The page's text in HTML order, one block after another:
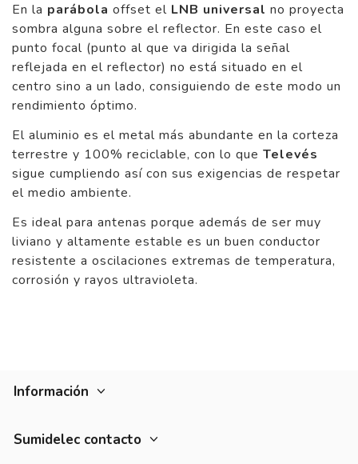
En la parábola offset el LNB universal no proyecta
sombra alguna sobre el reflector. En este caso el
punto focal (punto al que va dirigida la señal
reflejada en el reflector) no está situado en el
centro sino a un lado, consiguiendo de este modo un
rendimiento óptimo.
El aluminio es el metal más abundante en la corteza
terrestre y 100% reciclable, con lo que Televés
sigue cumpliendo así con sus exigencias de respetar
el medio ambiente.
Es ideal para antenas porque además de ser muy
liviano y altamente estable es un buen conductor
resistente a oscilaciones extremas de temperatura,
corrosión y rayos ultravioleta.
Información
Sumidelec contacto